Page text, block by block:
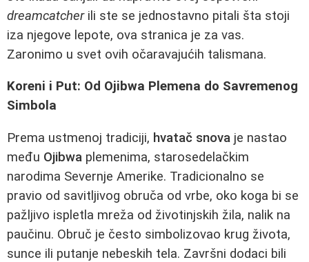
dreamcatcherili ste se jednostavno pitali šta stoji
iza njegove lepote, ova stranica je za vas.
Zaronimo u svet ovih očaravajućih talismana.
Koreni i Put: Od Ojibwa Plemena do Savremenog
Simbola
Prema ustmenoj tradiciji, hvatač snova je nastao
među Ojibwa plemenima, starosedelačkim
narodima Severnje Amerike. Tradicionalno se
pravio od savitljivog obruča od vrbe, oko koga bi se
pažljivo ispletla mreža od životinjskih žila, nalik na
paučinu. Obruč je često simbolizovao krug života,
sunce ili putanje nebeskih tela. Završni dodaci bili